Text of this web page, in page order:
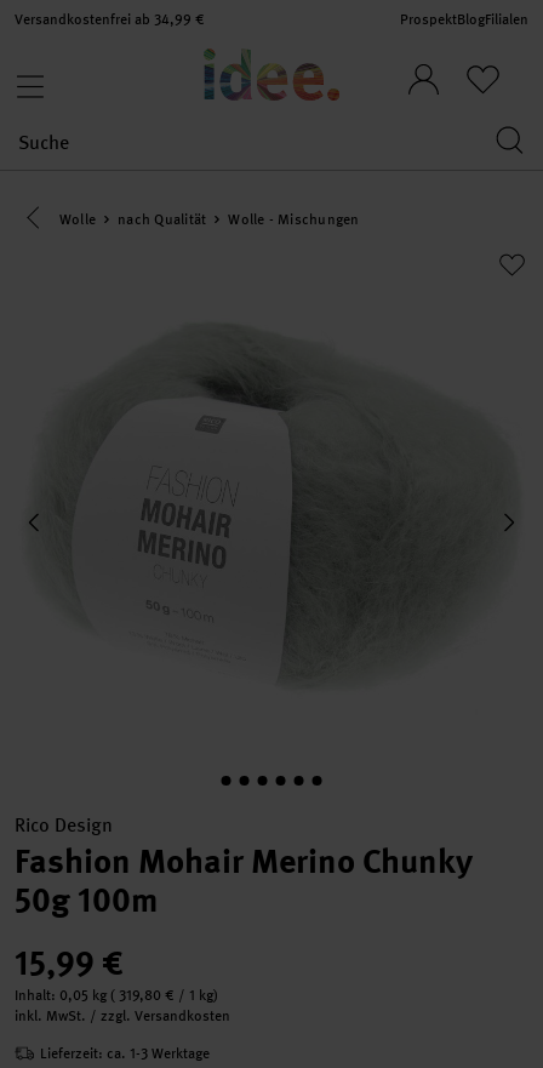
Versandkostenfrei ab 34,99 € ProspektBlogFilialen
Eine Kategorie zurück navigieren
Wolle nach Qualität Wolle - Mischungen
Rico Design
Fashion Mohair Merino Chunky
50g 100m
15,99 €
Inhalt: 0,05 kg ( 319,80 € / 1 kg)
inkl. MwSt. / zzgl. Versandkosten
Lieferzeit: ca. 1-3 Werktage